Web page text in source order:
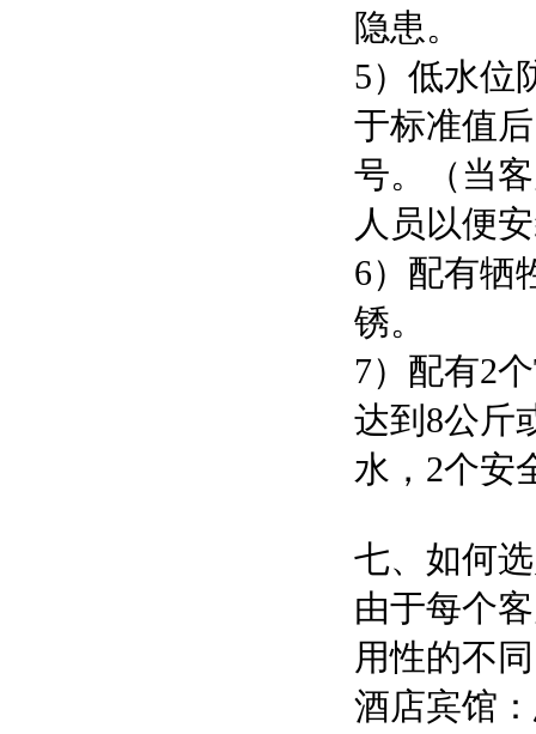
隐患。
5）低水位
于标准值
号。（当
人员以便
6）配有牺
锈。
7）配有2
达到8公斤
水，2个安
七、如何
由于每个
用性的不
酒店宾馆